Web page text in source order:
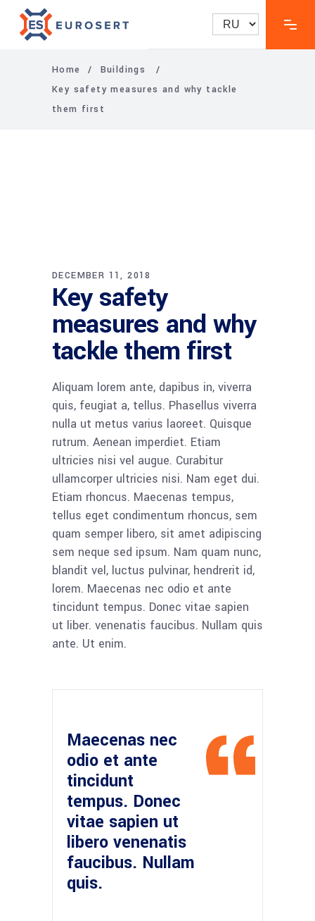
Выбрать
язык
Home / Buildings
/
Key safety measures and why tackle
them first
DECEMBER 11, 2018
Key safety
measures and why
tackle them first
Aliquam lorem ante, dapibus in, viverra
quis, feugiat a, tellus. Phasellus viverra
nulla ut metus varius laoreet. Quisque
rutrum. Aenean imperdiet. Etiam
ultricies nisi vel augue. Curabitur
ullamcorper ultricies nisi. Nam eget dui.
Etiam rhoncus. Maecenas tempus,
tellus eget condimentum rhoncus, sem
quam semper libero, sit amet adipiscing
sem neque sed ipsum. Nam quam nunc,
blandit vel, luctus pulvinar, hendrerit id,
lorem. Maecenas nec odio et ante
tincidunt tempus. Donec vitae sapien
ut liber. venenatis faucibus. Nullam quis
ante. Ut enim.
Maecenas nec
odio et ante
tincidunt
tempus. Donec
vitae sapien ut
libero venenatis
faucibus. Nullam
quis.